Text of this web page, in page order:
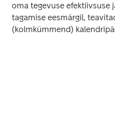
oma tegevuse efektiivsuse
tagamise eesmärgil,
(kolmkümmend)